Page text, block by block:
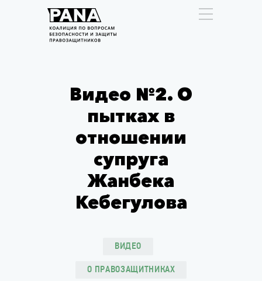
Видео №2. О
пытках в
отношении
супруга
Жанбека
Кебегулова
ВИДЕО
О ПРАВОЗАЩИТНИКАХ